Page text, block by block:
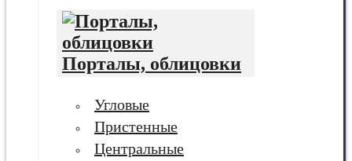
Порталы, облицовки
Угловые
Пристенные
Центральные